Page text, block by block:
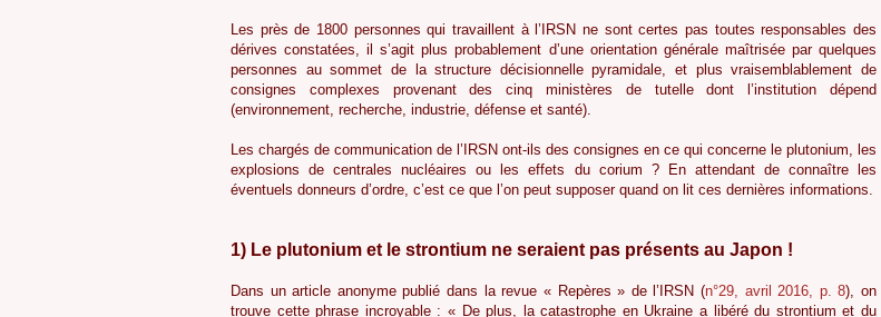
Les près de 1800 personnes qui travaillent à l’IRSN ne sont certes pas toutes responsables des
dérives constatées, il s’agit plus probablement d’une orientation générale maîtrisée par quelques
personnes au sommet de la structure décisionnelle pyramidale, et plus vraisemblablement de
consignes complexes provenant des cinq ministères de tutelle dont l’institution dépend
(environnement, recherche, industrie, défense et santé).
Les chargés de communication de l’IRSN ont-ils des consignes en ce qui concerne le plutonium, les
explosions de centrales nucléaires ou les effets du corium ? En attendant de connaître les
éventuels donneurs d’ordre, c’est ce que l’on peut supposer quand on lit ces dernières informations.
1) Le plutonium et le strontium ne seraient pas présents au Japon !
Dans un article anonyme publié dans la revue « Repères » de l’IRSN (n°29, avril 2016, p. 8), on
trouve cette phrase incroyable : « De plus, la catastrophe en Ukraine a libéré du strontium et du